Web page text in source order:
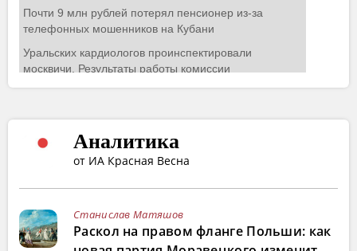
Аналитика
от ИА Красная Весна
Станислав Матяшов
Раскол на правом фланге Польши: как